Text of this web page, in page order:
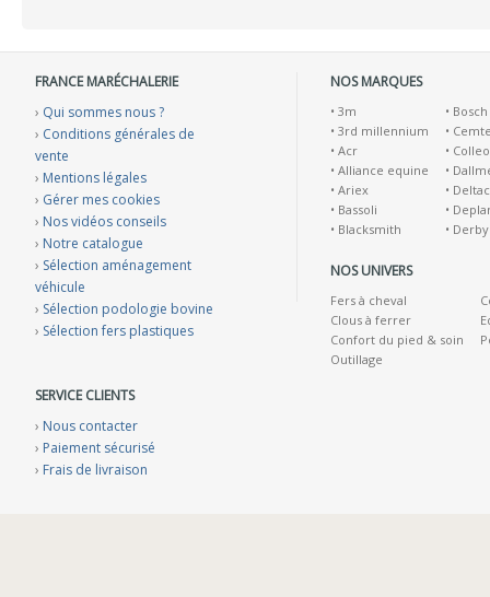
FRANCE MARÉCHALERIE
› Qui sommes nous ?
› Conditions générales de
vente
› Mentions légales
› Gérer mes cookies
› Nos vidéos conseils
› Notre catalogue
› Sélection aménagement
véhicule
› Sélection podologie bovine
› Sélection fers plastiques
SERVICE CLIENTS
› Nous contacter
› Paiement sécurisé
› Frais de livraison
NOS MARQUES
• 3m
• 3rd millennium
• Acr
• Alliance equine
• Ariex
• Bassoli
• Blacksmith
• Bosch
•
•
•
•
•
• Derby
NOS UNIVERS
Fers à cheval
Clous à ferrer
Confort du pied & soin
Outillage